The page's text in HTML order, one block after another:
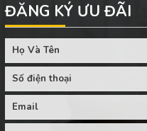
ĐĂNG KÝ ƯU ĐÃI